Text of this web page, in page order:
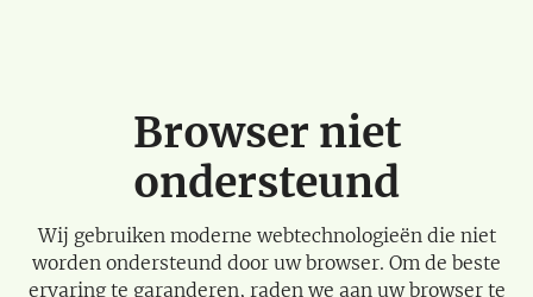
Browser niet
ondersteund
Wij gebruiken moderne webtechnologieën die niet
worden ondersteund door uw browser. Om de beste
ervaring te garanderen, raden we aan uw browser te